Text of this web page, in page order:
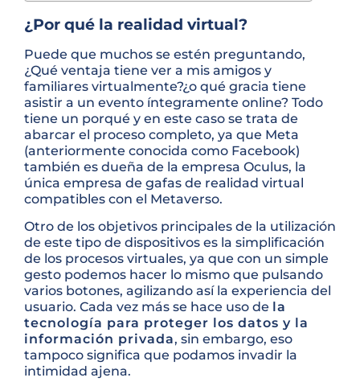
¿Por qué la realidad virtual?
Puede que muchos se estén preguntando,
¿Qué ventaja tiene ver a mis amigos y
familiares virtualmente?¿o qué gracia tiene
asistir a un evento íntegramente online? Todo
tiene un porqué y en este caso se trata de
abarcar el proceso completo, ya que Meta
(anteriormente conocida como Facebook)
también es dueña de la empresa Oculus, la
única empresa de gafas de realidad virtual
compatibles con el Metaverso.
Otro de los objetivos principales de la utilización
de este tipo de dispositivos es la simplificación
de los procesos virtuales, ya que con un simple
gesto podemos hacer lo mismo que pulsando
varios botones, agilizando así la experiencia del
usuario. Cada vez más se hace uso de la
tecnología para proteger los datos y la
información privada, sin embargo, eso
tampoco significa que podamos invadir la
intimidad ajena.